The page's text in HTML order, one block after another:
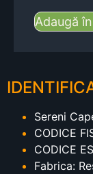
Adaugă
Sereni
CODICE
CODICE
Fabrica: